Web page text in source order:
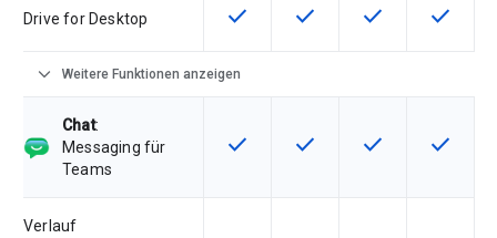
Drive for Desktop Diese Funktion ist für die
check Diese Funktion ist für die
check Diese Funktion
check Diese
check
expand_more Weitere Funktionen anzeigen
Chat:
Messaging für
Teams
Diese Funktion ist für die
check Diese Funktion ist für die
check Diese Funktion
check Diese
check
Verlauf